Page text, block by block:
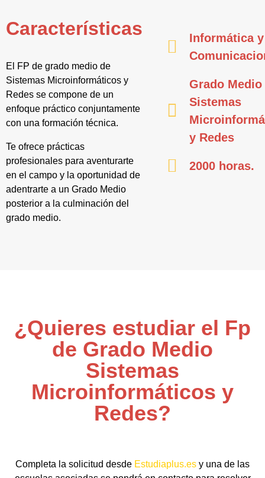
Características
El FP de grado medio de
Sistemas Microinformáticos y
Redes se compone de un
enfoque práctico conjuntamente
con una formación técnica.
Te ofrece prácticas
profesionales para aventurarte
en el campo y la oportunidad de
adentrarte a un Grado Medio
posterior a la culminación del
grado medio.
Informática y
Grado Medio
Sistemas
y Redes
2000 horas.
¿Quieres estudiar el Fp
de Grado Medio
Sistemas
Microinformáticos y
Redes?
Completa la solicitud desde Estudiaplus.es y una de las